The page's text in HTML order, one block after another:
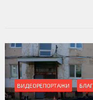
ВИДЕОРЕПОРТАЖИ